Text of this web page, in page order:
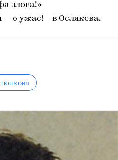
злова!»
— о ужас!— в Ослякова.